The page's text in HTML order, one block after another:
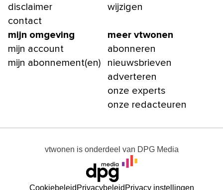
disclaimer
contact
wijzigen
mijn omgeving
mijn account
mijn abonnement(en)
meer vtwonen
abonneren
nieuwsbrieven
adverteren
onze experts
onze redacteuren
vtwonen is onderdeel van DPG Media
Cookiebeleid Privacybeleid Privacy instellingen